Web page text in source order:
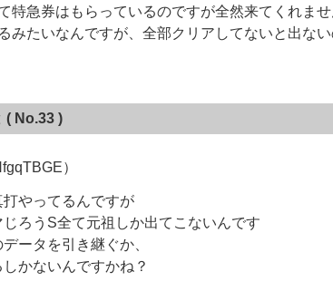
特急券はもらっているのですが全然来てくれませ
みたいなんですが、全部クリアしてないと出な
( No.33 )
）
やってるんですが
ろうS全て元祖しか出てこないんです
ータを引き継ぐか、
かないんですかね？